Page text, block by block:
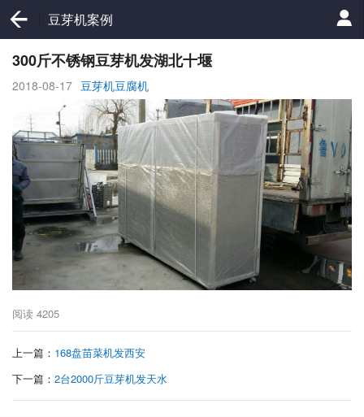
豆芽机案例
300斤不锈钢豆芽机发湖北十堰
2018-08-17 豆芽机豆腐机
阅读 4205
上一篇： 168盘苗菜机发西安
下一篇： 2台2000斤豆芽机发天水